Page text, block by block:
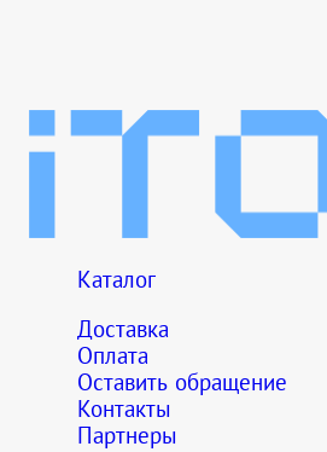
Каталог
Доставка
Оплата
Оставить обращение
Контакты
Партнеры